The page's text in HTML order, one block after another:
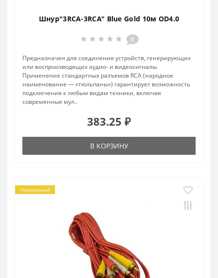
Шнур"3RCA-3RCA" Blue Gold 10м OD4.0
0
Предназначен для соединения устройств, генерирующих
или воспроизводящих аудио- и видеосигналы.
Применение стандартных разъемов RCA (народное
наименование — «тюльпаны») гарантирует возможность
подключения к любым видам техники, включая
современные мул..
383.25 ₽
В КОРЗИНУ
Популярный